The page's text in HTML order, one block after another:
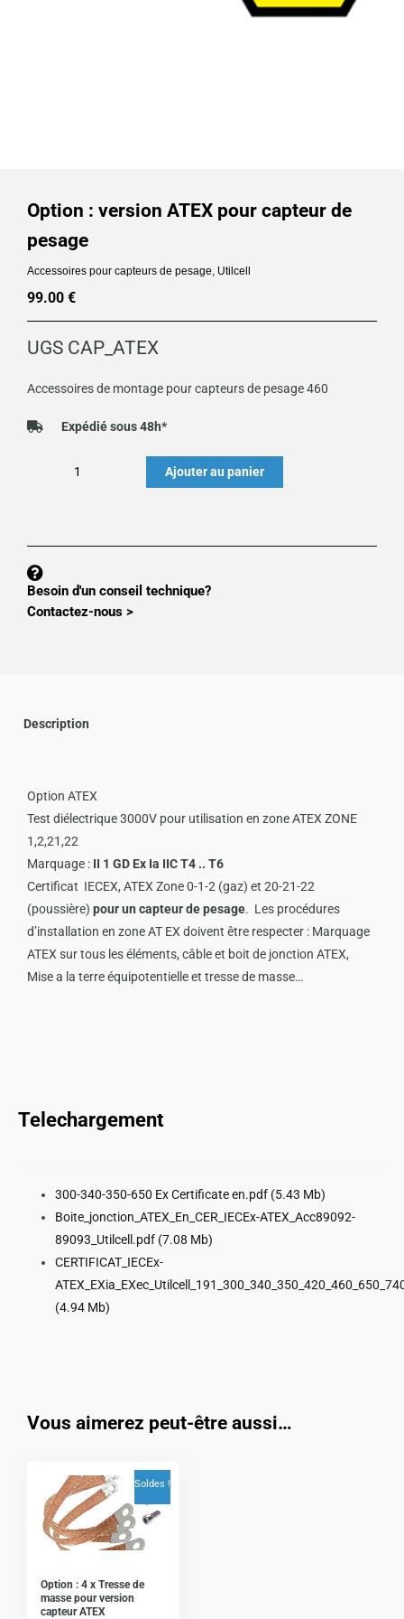
Option : version ATEX pour capteur de
pesage
Accessoires pour capteurs de pesage, Utilcell
99.00 €
UGS CAP_ATEX
Accessoires de montage pour capteurs de pesage 460
Expédié sous 48h*
ATEX
Ajouter au panier
Besoin d'un conseil technique?
Contactez-nous >
Description
Option ATEX
Test diélectrique 3000V pour utilisation en zone ATEX ZONE
1,2,21,22
Marquage : II 1 GD Ex Ia IIC T4 .. T6
Certificat IECEX, ATEX Zone 0-1-2 (gaz) et 20-21-22
(poussière) pour un capteur de pesage. Les procédures
d’installation en zone AT EX doivent être respecter : Marquage
ATEX sur tous les éléments, câble et boit de jonction ATEX,
Mise a la terre équipotentielle et tresse de masse…
Telechargement
300-340-350-650 Ex Certificate en.pdf (5.43 Mb)
Boite_jonction_ATEX_En_CER_IECEx-ATEX_Acc89092-
89093_Utilcell.pdf (7.08 Mb)
CERTIFICAT_IECEx-
(4.94 Mb)
Vous aimerez peut-être aussi…
Soldes !
Option : 4 x Tresse de
masse pour version
capteur ATEX